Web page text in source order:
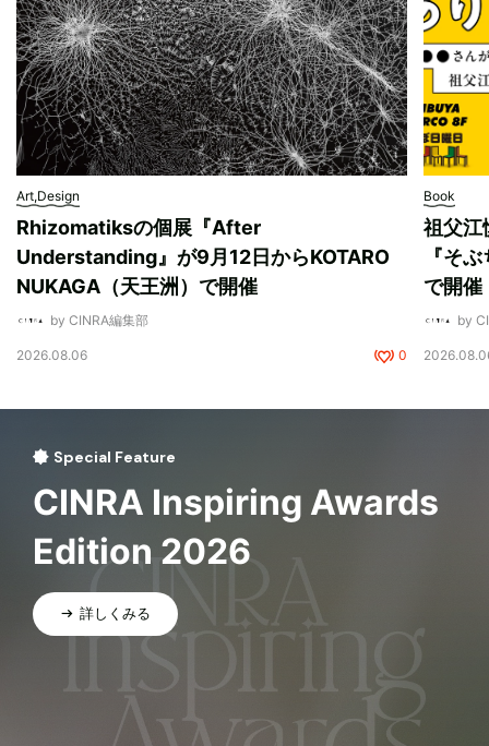
Art,Design
Rhizomatiksの個展『After
Understanding』が9月12日からKOTARO
NUKAGA（天王洲）で開催
by CINRA編集部
2026.08.06 0
Book
祖父江
『そ
で開催
by
Special Feature
CINRA Inspiring Awards
Edition 2026
詳しくみる